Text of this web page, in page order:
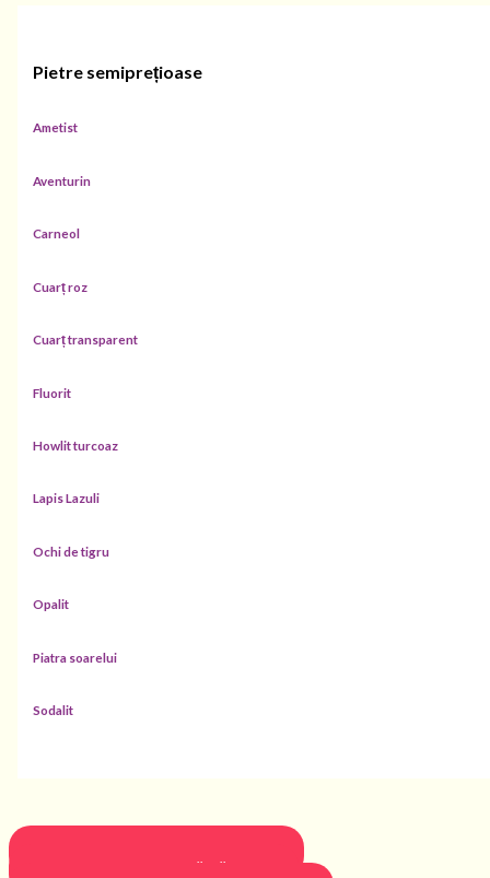
Pietre semiprețioase
Ametist
Aventurin
Carneol
Cuarț roz
Cuarț transparent
Fluorit
Howlit turcoaz
Lapis Lazuli
Ochi de tigru
Opalit
Piatra soarelui
Sodalit